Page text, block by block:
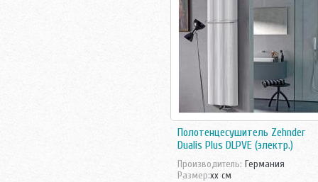
Полотенцесушитель Zehnder
Dualis Plus DLPVE (электр.)
Производитель: Германия
Размер:xx см